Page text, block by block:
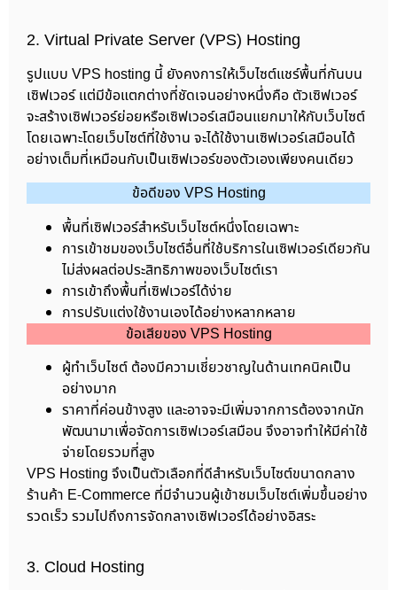
2. Virtual Private Server (VPS) Hosting
รูปแบบ VPS hosting นี้ ยังคงการให้เว็บไซต์แชร์พื้นที่กันบน
เซิฟเวอร์ แต่มีข้อแตกต่างที่ชัดเจนอย่างหนึ่งคือ ตัวเซิฟเวอร์
จะสร้างเซิฟเวอร์ย่อยหรือเซิฟเวอร์เสมือนแยกมาให้กับเว็บไซต์
โดยเฉพาะโดยเว็บไซต์ที่ใช้งาน จะได้ใช้งานเซิฟเวอร์เสมือนได้
อย่างเต็มที่เหมือนกับเป็นเซิฟเวอร์ของตัวเองเพียงคนเดียว
ข้อดีของ VPS Hosting
พื้นที่เซิฟเวอร์สำหรับเว็บไซต์หนึ่งโดยเฉพาะ
การเข้าชมของเว็บไซต์อื่นที่ใช้บริการในเซิฟเวอร์เดียวกัน
ไม่ส่งผลต่อประสิทธิภาพของเว็บไซต์เรา
การเข้าถึงพื้นที่เซิฟเวอร์ได้ง่าย
การปรับแต่งใช้งานเองได้อย่างหลากหลาย
ข้อเสียของ VPS Hosting
ผู้ทำเว็บไซต์ ต้องมีความเชี่ยวชาญในด้านเทคนิคเป็น
อย่างมาก
ราคาที่ค่อนข้างสูง และอาจจะมีเพิ่มจากการต้องจากนัก
พัฒนามาเพื่อจัดการเซิฟเวอร์เสมือน จึงอาจทำให้มีค่าใช้
จ่ายโดยรวมที่สูง
VPS Hosting จึงเป็นตัวเลือกที่ดีสำหรับเว็บไซต์ขนาดกลาง
ร้านค้า E-Commerce ที่มีจำนวนผู้เข้าชมเว็บไซต์เพิ่มขึ้นอย่าง
รวดเร็ว รวมไปถึงการจัดกลางเซิฟเวอร์ได้อย่างอิสระ
3. Cloud Hosting